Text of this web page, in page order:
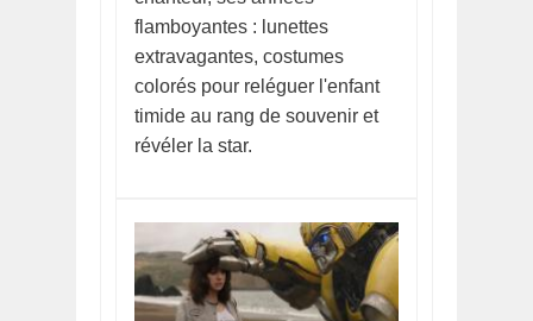
flamboyantes : lunettes
extravagantes, costumes
colorés pour reléguer l'enfant
timide au rang de souvenir et
révéler la star.